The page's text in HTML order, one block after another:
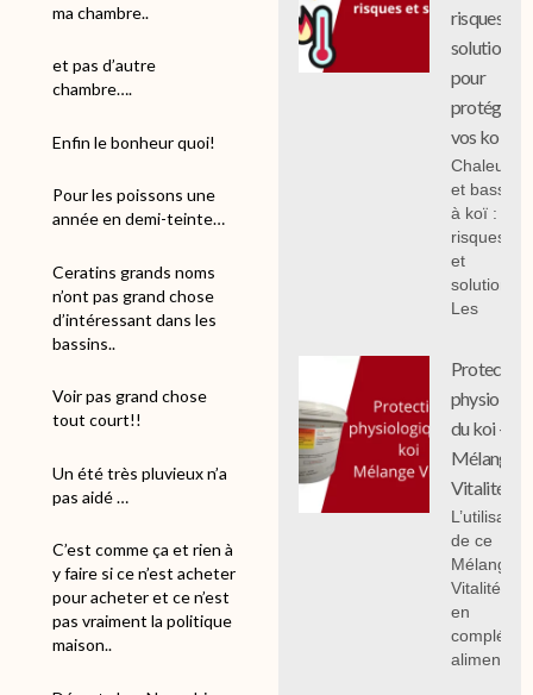
ma chambre..
et pas d’autre
chambre….
Enfin le bonheur quoi!
Pour les poissons une
année en demi-teinte…
Ceratins grands noms
n’ont pas grand chose
d’intéressant dans les
bassins..
Voir pas grand chose
tout court!!
Un été très pluvieux n’a
pas aidé …
C’est comme ça et rien à
y faire si ce n’est acheter
pour acheter et ce n’est
pas vraiment la politique
maison..
risques et
solutions
pour
protéger
vos koi
Chaleur
et bassin
à koï :
risques
et
solutions;
Les
Protection
du koi -
Mélange
Vitalité
L’utilisation
de ce
Mélange
Vitalité 1
en
alimentaire